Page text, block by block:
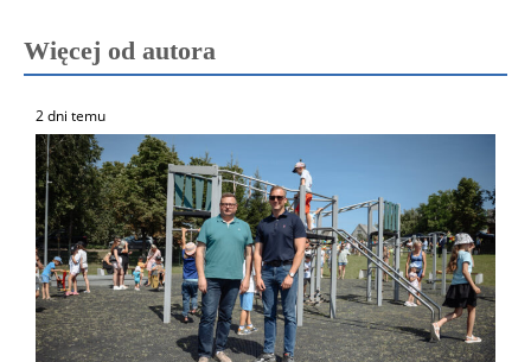
Więcej od autora
2 dni temu